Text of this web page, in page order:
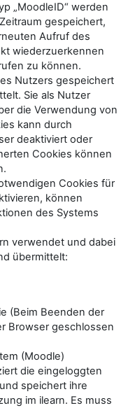
„MoodleID“ werden
gespeichert,
Aufruf des
wiederzuerkennen
zu können.
Nutzers gespeichert
Sie als Nutzer
die Verwendung von
kann durch
deaktiviert oder
Cookies können
Cookies für
können
des Systems
verwendet und dabei
übermittelt:
(Beim Beenden der
Browser geschlossen
(Moodle)
die eingeloggten
speichert ihre
im ilearn. Es muss